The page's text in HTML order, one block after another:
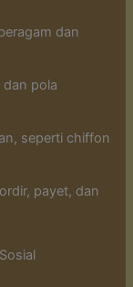
dan
dan pola
seperti chiffon
payet, dan